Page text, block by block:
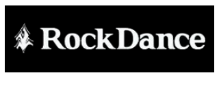
上條将美